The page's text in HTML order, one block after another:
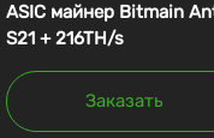
ASIC майнер Bitmain
S21 + 216TH/s
Заказать